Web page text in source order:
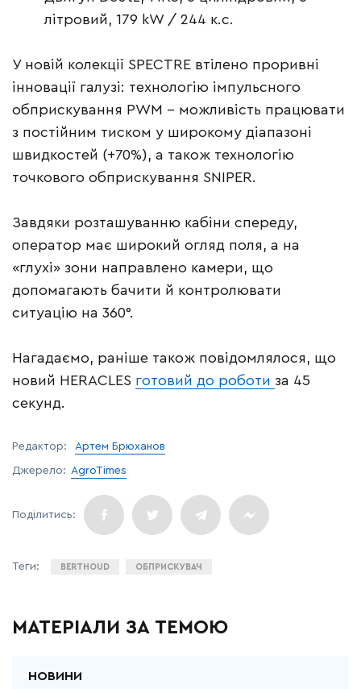
літровий, 179 kW / 244 к.с.
У новій колекції SPECTRE втілено проривні
інновації галузі: технологію імпульсного
обприскування PWM – можливість працювати
з постійним тиском у широкому діапазоні
швидкостей (+70%), а також технологію
точкового обприскування SNIPER.
Завдяки розташуванню кабіни спереду,
оператор має широкий огляд поля, а на
«глухі» зони направлено камери, що
допомагають бачити й контролювати
ситуацію на 360°.
Нагадаємо, раніше також повідомлялося, що
новий HERACLES готовий до роботи за 45
секунд.
Редактор: Артем Брюханов
Джерело: AgroTimes
BERTHOUD ОБПРИСКУВАЧ
МАТЕРІАЛИ ЗА ТЕМОЮ